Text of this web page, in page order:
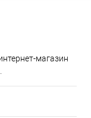
магазин